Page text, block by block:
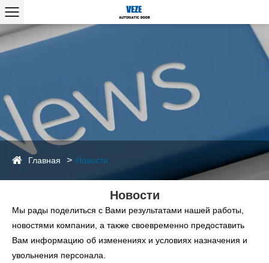
Главная Новости
Новости
Мы рады поделиться с Вами результатами нашей работы,
новостями компании, а также своевременно предоставить
Вам информацию об изменениях и условиях назначения и
увольнения персонала.